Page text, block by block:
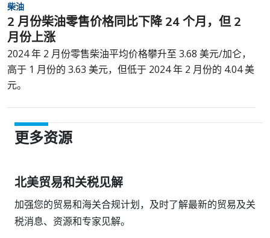
柴油
2 月份柴油零售价格同比下降 24 个月，但 2
月份上涨
2024 年 2 月份零售柴油平均价格攀升至 3.68 美元/加仑，
高于 1 月份的 3.63 美元，但低于 2024 年 2 月份的 4.04 美
元。
更多资源
北美贸易和关税见解
加强您的贸易和海关合规计划，及时了解最新的贸易及关
税消息、资源和专家见解。